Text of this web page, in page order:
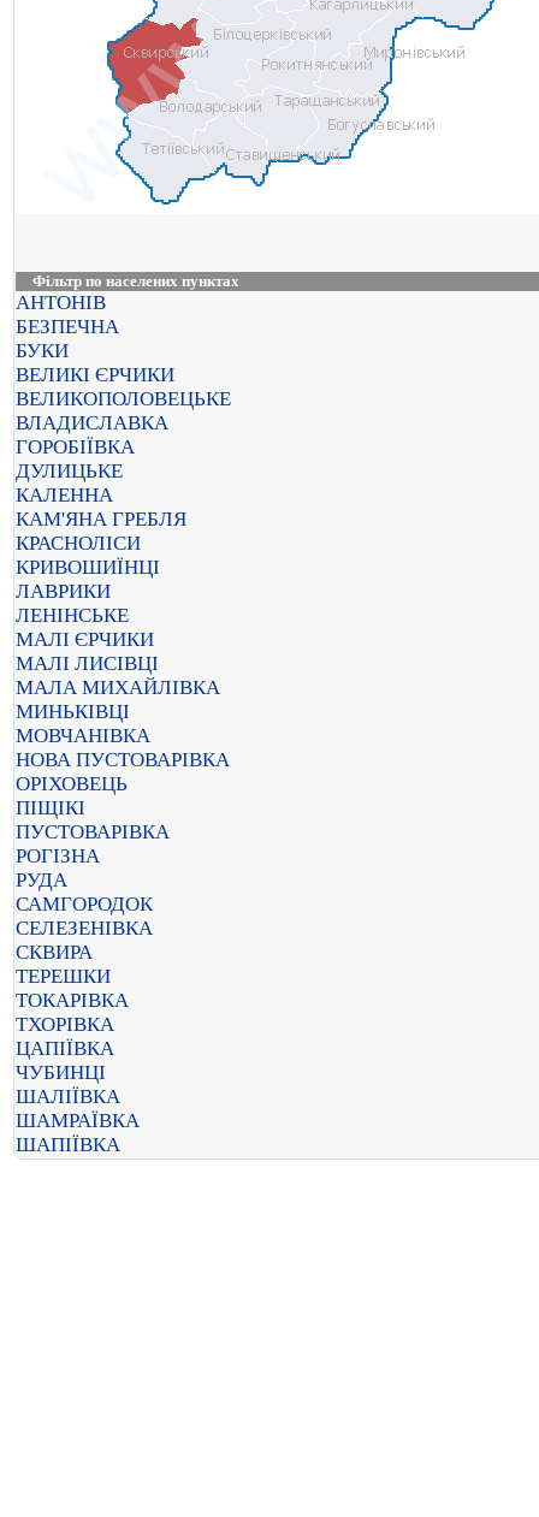
Фільтр по населених пунктах
АНТОНІВ
БЕЗПЕЧНА
БУКИ
ВЕЛИКІ ЄРЧИКИ
ВЕЛИКОПОЛОВЕЦЬКЕ
ВЛАДИСЛАВКА
ГОРОБІЇВКА
ДУЛИЦЬКЕ
КАЛЕННА
КАМ'ЯНА ГРЕБЛЯ
КРАСНОЛІСИ
КРИВОШИЇНЦІ
ЛАВРИКИ
ЛЕНІНСЬКЕ
МАЛІ ЄРЧИКИ
МАЛІ ЛИСІВЦІ
МАЛА МИХАЙЛІВКА
МИНЬКІВЦІ
МОВЧАНІВКА
НОВА ПУСТОВАРІВКА
ОРІХОВЕЦЬ
ПІЩІКІ
ПУСТОВАРІВКА
РОГІЗНА
РУДА
САМГОРОДОК
СЕЛЕЗЕНІВКА
СКВИРА
ТЕРЕШКИ
ТОКАРІВКА
ТХОРІВКА
ЦАПІЇВКА
ЧУБИНЦІ
ШАЛІЇВКА
ШАМРАЇВКА
ШАПІЇВКА